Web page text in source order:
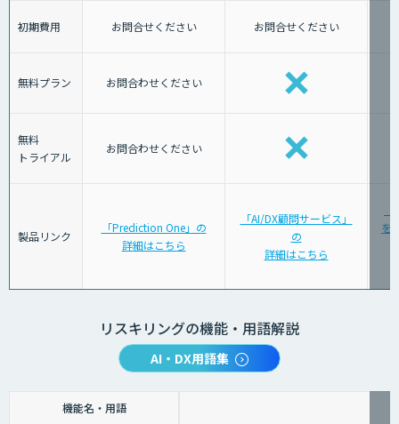
初期費用 お問合せください お問合せください
無料プラン お問合わせください
無料
トライアル
お問合わせください
製品リンク
「Prediction One」の
詳細はこちら
「AI/DX顧問サービス」
の
詳細はこちら
を
リスキリングの機能・用語解説
AI・DX用語集
機能名・用語